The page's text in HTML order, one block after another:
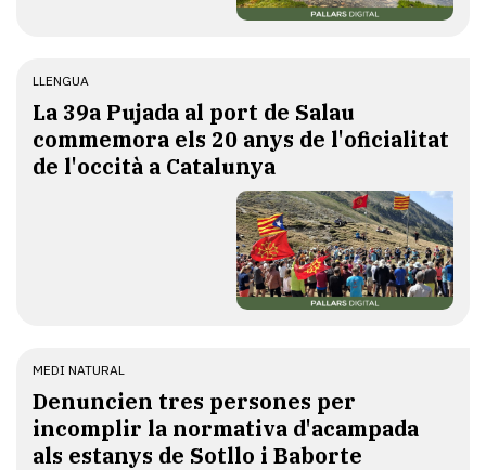
LLENGUA
​La 39a Pujada al port de Salau
commemora els 20 anys de l'oficialitat
de l'occità a Catalunya
MEDI NATURAL
Denuncien tres persones per
incomplir la normativa d'acampada
als estanys de Sotllo i Baborte